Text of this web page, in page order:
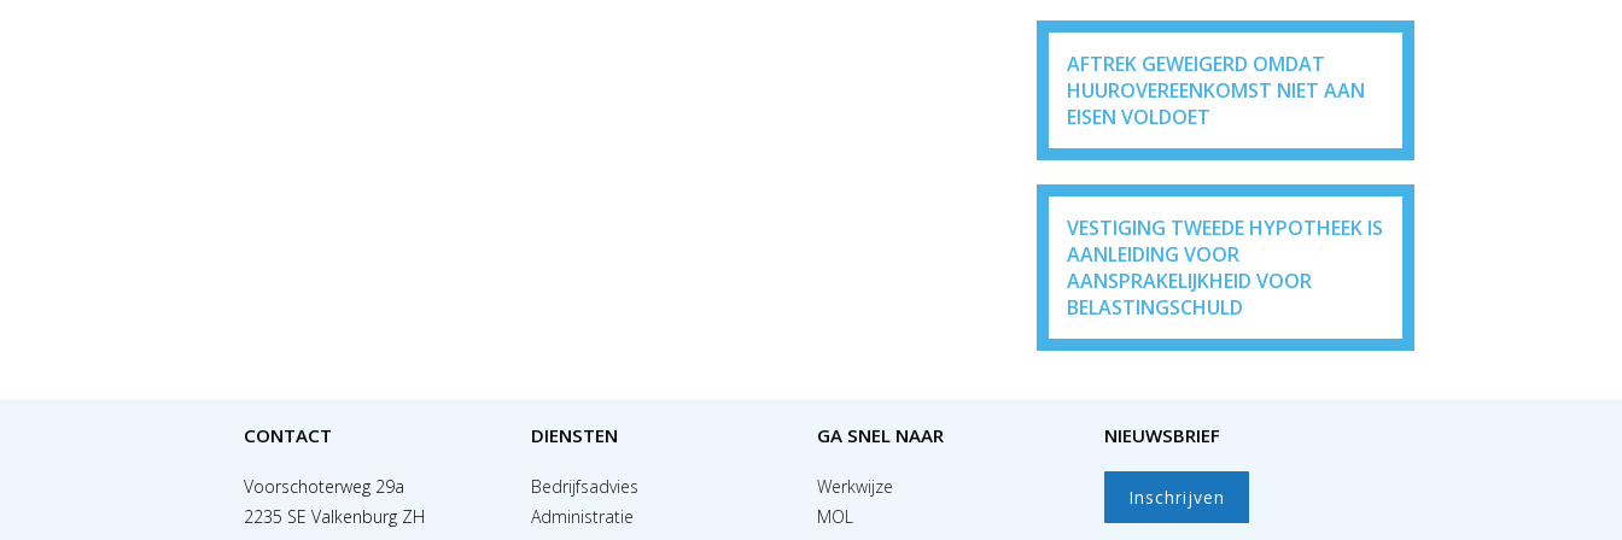
AFTREK GEWEIGERD OMDAT
HUUROVEREENKOMST NIET AAN
EISEN VOLDOET
VESTIGING TWEEDE HYPOTHEEK IS
AANLEIDING VOOR
AANSPRAKELIJKHEID VOOR
BELASTINGSCHULD
CONTACT
Voorschoterweg 29a
2235 SE Valkenburg ZH
DIENSTEN
Bedrijfsadvies
Administratie
GA SNEL NAAR
Werkwijze
MOL
NIEUWSBRIEF
Inschrijven